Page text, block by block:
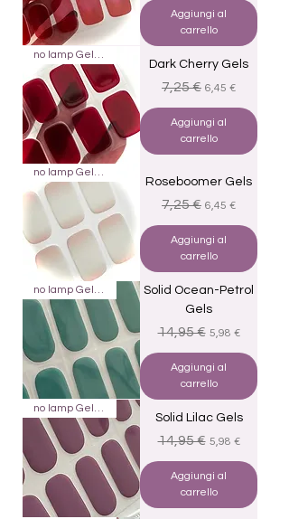
Aggiungi al
carrello
no lamp Gels 20
Dark Cherry Gels
Prezzo regolare
7,25 € Prezzo scontato
6,45 €
Aggiungi al
carrello
no lamp Gels 20
Roseboomer Gels
Prezzo regolare
7,25 € Prezzo scontato
6,45 €
Aggiungi al
carrello
no lamp Gels 22
Solid Ocean-Petrol
Gels
Prezzo regolare
14,95 € Prezzo scontato
5,98 €
Aggiungi al
carrello
no lamp Gels 22
Solid Lilac Gels
Prezzo regolare
14,95 € Prezzo scontato
5,98 €
Aggiungi al
carrello